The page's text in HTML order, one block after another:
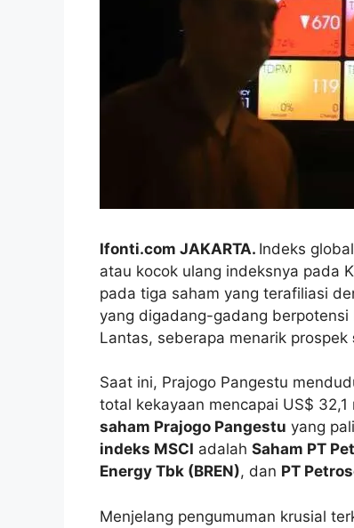
Ifonti.com JAKARTA. Indeks
atau kocok ulang indeksnya pada
pada tiga saham yang terafiliasi
yang digadang-gadang berpotensi
Lantas, seberapa menarik prospek
Saat ini, Prajogo Pangestu
total kekayaan mencapai US$
saham Prajogo Pangestu yang
indeks MSCI adalah Saham PT
Energy Tbk (BREN), dan PT
Menjelang pengumuman krusial